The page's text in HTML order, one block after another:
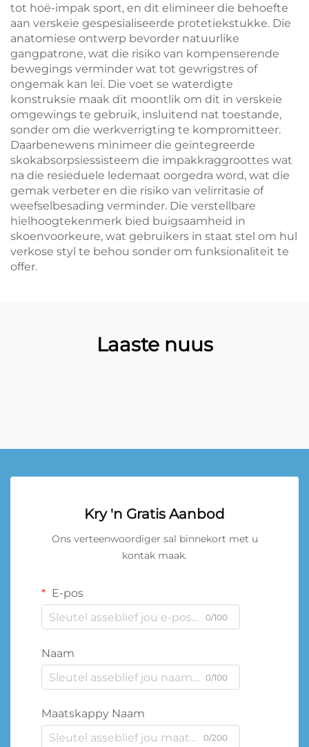
tot hoë-impak sport, en dit elimineer die behoefte
aan verskeie gespesialiseerde protetiekstukke. Die
anatomiese ontwerp bevorder natuurlike
gangpatrone, wat die risiko van kompenserende
bewegings verminder wat tot gewrigstres of
ongemak kan lei. Die voet se waterdigte
konstruksie maak dit moontlik om dit in verskeie
omgewings te gebruik, insluitend nat toestande,
sonder om die werkverrigting te kompromitteer.
Daarbenewens minimeer die geïntegreerde
skokabsorpsiessisteem die impakkraggroottes wat
na die resieduele ledemaat oorgedra word, wat die
gemak verbeter en die risiko van velirritasie of
weefselbesading verminder. Die verstellbare
hielhoogtekenmerk bied buigsaamheid in
skoenvoorkeure, wat gebruikers in staat stel om hul
verkose styl te behou sonder om funksionaliteit te
offer.
Laaste nuus
Kry 'n Gratis Aanbod
Ons verteenwoordiger sal binnekort met u
kontak maak.
E-pos
0/100
Naam
0/100
Maatskappy Naam
0/200